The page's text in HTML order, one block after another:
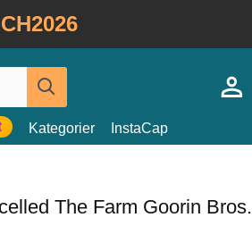
CH2026
Kategorier InstaCap
The Farm Goorin Bros.